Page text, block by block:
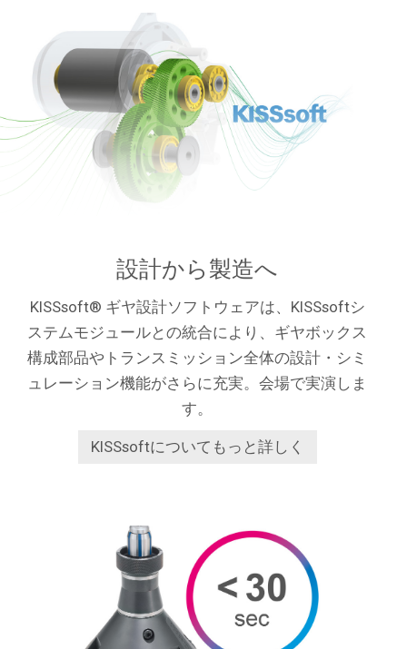
設計から製造へ
KISSsoft® ギヤ設計ソフトウェアは、KISSsoftシ
ステムモジュールとの統合により、ギヤボックス
構成部品やトランスミッション全体の設計・シミ
ュレーション機能がさらに充実。会場で実演しま
す。
KISSsoftについてもっと詳しく